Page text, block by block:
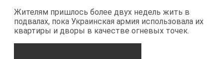
Жителям пришлось более двух недель жить в
подвалах, пока Украинская армия использовала их
квартиры и дворы в качестве огневых точек.